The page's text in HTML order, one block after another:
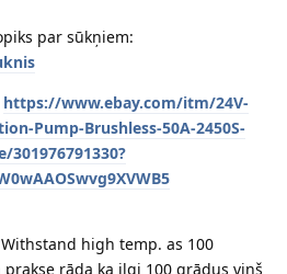
par sūkņiem:
https://www.ebay.com/itm/24V-
Pump-Brushless-50A-2450S-
301976791330?
high temp. as 100
rāda ka ilgi 100 grādus viņš